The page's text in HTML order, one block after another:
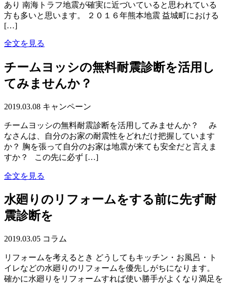
あり 南海トラフ地震が確実に近づいていると思われている
方も多いと思います。 ２０１６年熊本地震 益城町における
[…]
全文を見る
チームヨッシの無料耐震診断を活用し
てみませんか？
2019.03.08 キャンペーン
チームヨッシの無料耐震診断を活用してみませんか？ み
なさんは、自分のお家の耐震性をどれだけ把握しています
か？ 胸を張って自分のお家は地震が来ても安全だと言えま
すか？ この先に必ず […]
全文を見る
水廻りのリフォームをする前に先ず耐
震診断を
2019.03.05 コラム
リフォームを考えるとき どうしてもキッチン・お風呂・ト
イレなどの水廻りのリフォームを優先しがちになります。
確かに水廻りをリフォームすれば使い勝手がよくなり満足を